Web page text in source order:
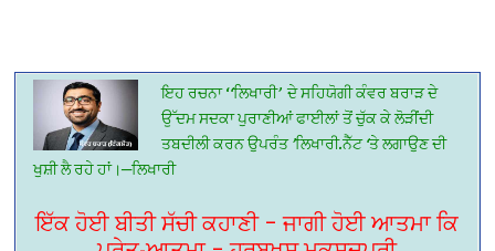
ਇਹ ਰਚਨਾ ‘‘ਲਿਖਾਰੀ’ਦੇਸਹਿਯੋਗੀਕੰਵਰ ਬਰਾੜਦੇ
ਉੱਦਮਸਦਕਾਪੁਰਾਣੀਆਂਫਾਈਲਾਂਤੋਂਚੁੱਕ ਕੇ ਲੋੜੀਂਦੀ
ਤਬਦੀਲੀਕਰਨ ਉਪਰੰਤ’ਲਿਖਾਰੀ.ਨੈੱਟ‘ਤੇਲਗਾਉਣਦੀ
ਖੁਸ਼ੀਲੈਰਹੇ ਹਾਂ।—ਲਿਖਾਰੀ
ਇੱਕ ਹੋਈ ਬੀਤੀ ਸੱਚੀ ਕਹਾਣੀ – ਜਾਗੀ ਹੋਈ ਆਤਮਾ ਕਿ